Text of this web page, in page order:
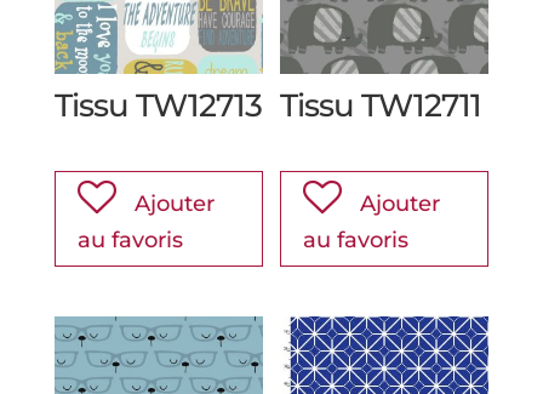
Tissu TW12713
Ajouter
au favoris
Tissu TW12711
Ajouter
au favoris